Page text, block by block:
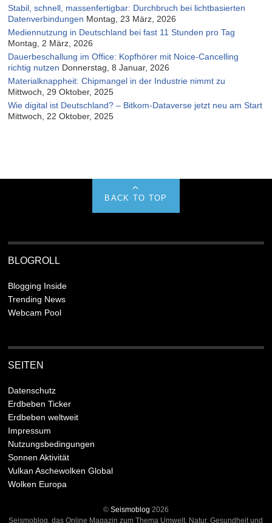
Stabil, schnell, massenfertigbar: Durchbruch bei lichtbasierten
Datenverbindungen Montag, 23 März, 2026
Mediennutzung in Deutschland bei fast 11 Stunden pro Tag
Montag, 2 März, 2026
Dauerbeschallung im Office: Kopfhörer mit Noice-Cancelling
richtig nutzen Donnerstag, 8 Januar, 2026
Materialknappheit: Chipmangel in der Industrie nimmt zu
Mittwoch, 29 Oktober, 2025
Wie digital ist Deutschland? – Bitkom-Dataverse jetzt neu am Start
Mittwoch, 22 Oktober, 2025
BACK TO TOP
BLOGROLL
Blogging Inside
Trending News
Webcam Pool
SEITEN
Datenschutz
Erdbeben Ticker
Erdbeben weltweit
Impressum
Nutzungsbedingungen
Sonnen Aktivität
Vulkan Aschewolken Global
Wolken Europa
© Seismoblog 2026
Seismoblog, das Online Magazin zum Thema Umwelt, Natur, Gesundheit und